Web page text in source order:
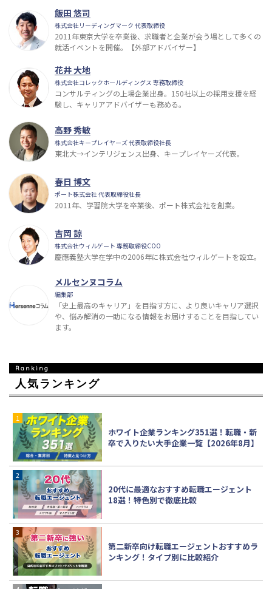
飯田 悠司
株式会社リーディングマーク 代表取締役
2011年東京大学を卒業後、求職者と企業が会う場として多くの
就活イベントを開催。【外部アドバイザー】
花井 大地
株式会社コレックホールディングス 専務取締役
コンサルティングの上場企業出身。150社以上の採用支援を経
験し、キャリアアドバイザーも務める。
高野 秀敏
株式会社キープレイヤーズ 代表取締役社長
東北大→インテリジェンス出身、キープレイヤーズ代表。
春日 博文
ポート株式会社 代表取締役社長
2011年、学習院大学を卒業後、ポート株式会社を創業。
吉岡 諒
株式会社ウィルゲート 専務取締役COO
慶應義塾大学在学中の2006年に株式会社ウィルゲートを設立。
メルセンヌコラム
編集部
「史上最高のキャリア」を目指す方に、より良いキャリア選択
や、悩み解消の一助になる情報をお届けすることを目指してい
ます。
人気ランキング
ホワイト企業ランキング351選！転職・新
卒で入りたい大手企業一覧【2026年8月】
20代に最適なおすすめ転職エージェント
18選！特色別で徹底比較
第二新卒向け転職エージェントおすすめラ
ンキング！タイプ別に比較紹介